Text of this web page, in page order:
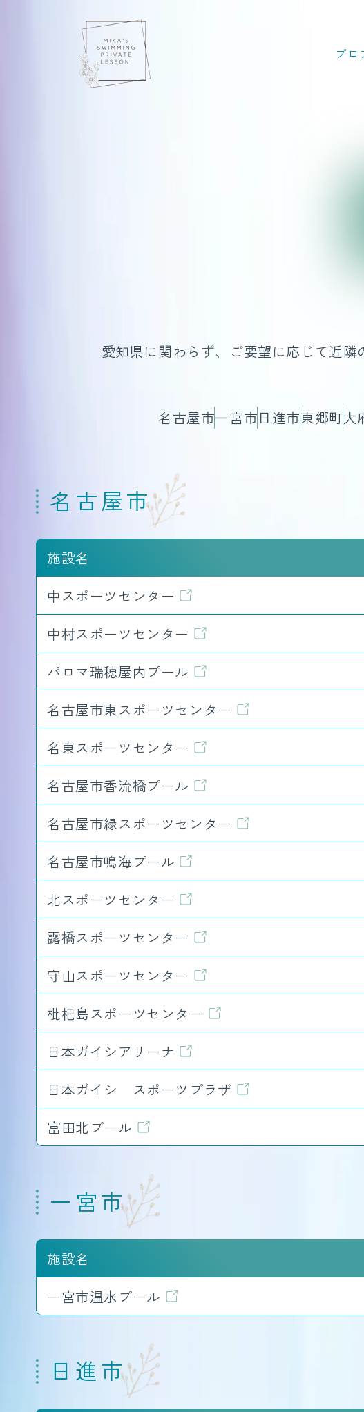
プロ
愛知県に関わらず、ご要望に応じて近
名古屋市一宮市日進市東郷町大
名古屋市
施設名
中スポーツセンター
中村スポーツセンター
パロマ瑞穂屋内プール
名古屋市東スポーツセンター
名東スポーツセンター
名古屋市香流橋プール
名古屋市緑スポーツセンター
名古屋市鳴海プール
北スポーツセンター
露橋スポーツセンター
守山スポーツセンター
枇杷島スポーツセンター
日本ガイシアリーナ
日本ガイシ スポーツプラザ
富田北プール
一宮市
施設名
一宮市温水プール
日進市